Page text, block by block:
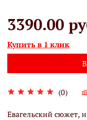
(0)
3390.00
Купить в 1 клик
Евагельский сюжет,